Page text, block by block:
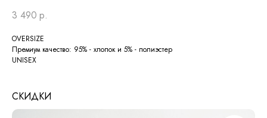
3 490 р.
OVERSIZE
Премиум качество: 95% - хлопок и 5% - полиэстер
UNISEX
СКИДКИ